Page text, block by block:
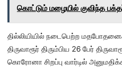
கொட்டும் மழையில் குவிந்த
தில்லியியில் நடைபெற்ற
திருவாரூர் திரும்பிய 26 பேர்
கொரோனா சிறப்பு வார்டில்